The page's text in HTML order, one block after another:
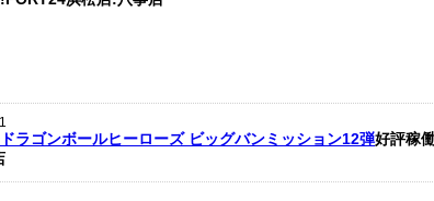
ラゴンボールヒーローズ ビッグバンミッション12弾好評稼